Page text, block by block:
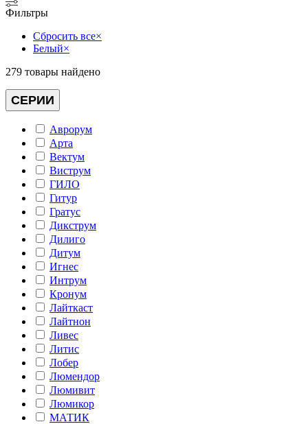
Фильтры
Сбросить все×
Белый×
279 товары найдено
СЕРИИ
Аврорум
Арта
Вектум
Виструм
ГИЛО
Гитур
Гратус
Дикструм
Дилиго
Дитум
Игнес
Интрум
Кронум
Лайткаст
Лайтнон
Ливес
Литис
Лобер
Люмендор
Люмивит
Люмикор
МАТИК